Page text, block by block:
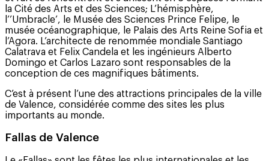
la Cité des Arts et des Sciences; L’hémisphère,
l’’Umbracle’, le Musée des Sciences Prince Felipe, le
musée océanographique, le Palais des Arts Reine Sofia et
l’Agora. L’architecte de renommée mondiale Santiago
Calatrava et Felix Candela et les ingénieurs Alberto
Domingo et Carlos Lazaro sont responsables de la
conception de ces magnifiques bâtiments.
C’est à présent l’une des attractions principales de la ville
de Valence, considérée comme des sites les plus
importants au monde.
Fallas de Valence